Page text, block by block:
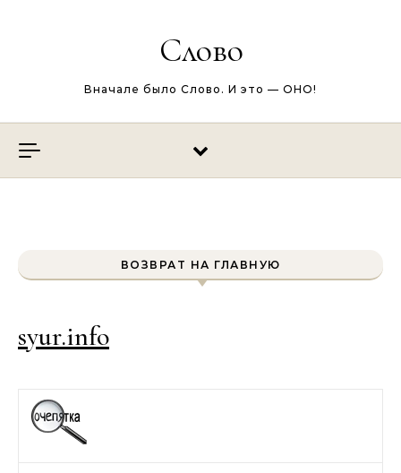
Слово
Вначале было Слово. И это — ОНО!
ВОЗВРАТ НА ГЛАВНУЮ
syur.info